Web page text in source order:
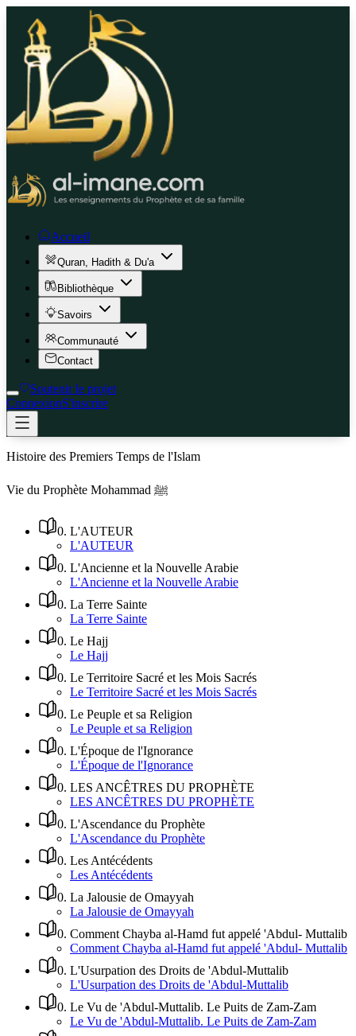
Accueil
Quran, Hadith & Du'a
Bibliothèque
Savoirs
Communauté
Contact
Soutenir le projet
ConnexionS'inscrire
Histoire des Premiers Temps de l'Islam
Vie du Prophète Mohammad ﷺ
0. L'AUTEUR
L'AUTEUR
0. L'Ancienne et la Nouvelle Arabie
L'Ancienne et la Nouvelle Arabie
0. La Terre Sainte
La Terre Sainte
0. Le Hajj
Le Hajj
0. Le Territoire Sacré et les Mois Sacrés
Le Territoire Sacré et les Mois Sacrés
0. Le Peuple et sa Religion
Le Peuple et sa Religion
0. L'Époque de l'Ignorance
L'Époque de l'Ignorance
0. LES ANCÊTRES DU PROPHÈTE
LES ANCÊTRES DU PROPHÈTE
0. L'Ascendance du Prophète
L'Ascendance du Prophète
0. Les Antécédents
Les Antécédents
0. La Jalousie de Omayyah
La Jalousie de Omayyah
0. Comment Chayba al-Hamd fut appelé 'Abdul- Muttalib
Comment Chayba al-Hamd fut appelé 'Abdul- Muttalib
0. L'Usurpation des Droits de 'Abdul-Muttalib
L'Usurpation des Droits de 'Abdul-Muttalib
0. Le Vu de 'Abdul-Muttalib. Le Puits de Zam-Zam
Le Vu de 'Abdul-Muttalib. Le Puits de Zam-Zam